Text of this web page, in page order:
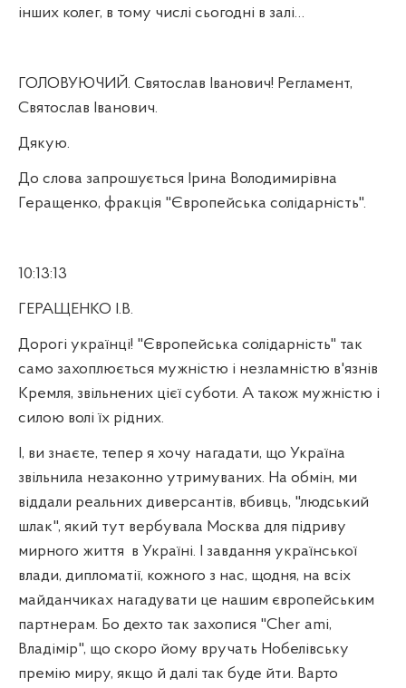
інших колег, в тому числі сьогодні в залі…
ГОЛОВУЮЧИЙ. Святослав Іванович! Регламент,
Святослав Іванович.
Дякую.
До слова запрошується Ірина Володимирівна
Геращенко, фракція "Європейська солідарність".
10:13:13
ГЕРАЩЕНКО І.В.
Дорогі українці! "Європейська солідарність" так
само захоплюється мужністю і незламністю в'язнів
Кремля, звільнених цієї суботи. А також мужністю і
силою волі їх рідних.
І, ви знаєте, тепер я хочу нагадати, що Україна
звільнила незаконно утримуваних. На обмін, ми
віддали реальних диверсантів, вбивць, "людський
шлак", який тут вербувала Москва для підриву
мирного життя в Україні. І завдання української
влади, дипломатії, кожного з нас, щодня, на всіх
майданчиках нагадувати це нашим європейським
партнерам. Бо дехто так захопися "Cher ami,
Владімір", що скоро йому вручать Нобелівську
премію миру, якщо й далі так буде йти. Варто